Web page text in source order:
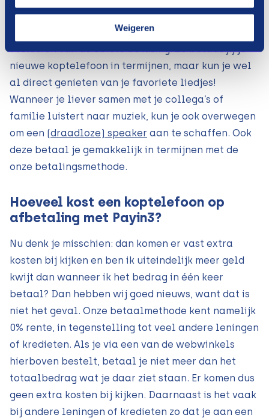
Weigeren
koptelefoon niet pas na 60 dagen wanneer je het
volledige bedrag hebt betaald, maar direct na het
voltooien van de eerste betaling. Zo betaal jij je
nieuwe koptelefoon in termijnen, maar kun je wel
al direct genieten van je favoriete liedjes!
Wanneer je liever samen met je collega’s of
familie luistert naar muziek, kun je ook overwegen
om een (draadloze) speaker aan te schaffen. Ook
deze betaal je gemakkelijk in termijnen met de
onze betalingsmethode.
Hoeveel kost een koptelefoon op
afbetaling met Payin3?
Nu denk je misschien: dan komen er vast extra
kosten bij kijken en ben ik uiteindelijk meer geld
kwijt dan wanneer ik het bedrag in één keer
betaal? Dan hebben wij goed nieuws, want dat is
niet het geval. Onze betaalmethode kent namelijk
0% rente, in tegenstelling tot veel andere leningen
of kredieten. Als je via een van de webwinkels
hierboven bestelt, betaal je niet meer dan het
totaalbedrag wat je daar ziet staan. Er komen dus
geen extra kosten bij kijken. Daarnaast is het vaak
bij andere leningen of kredieten zo dat je aan een